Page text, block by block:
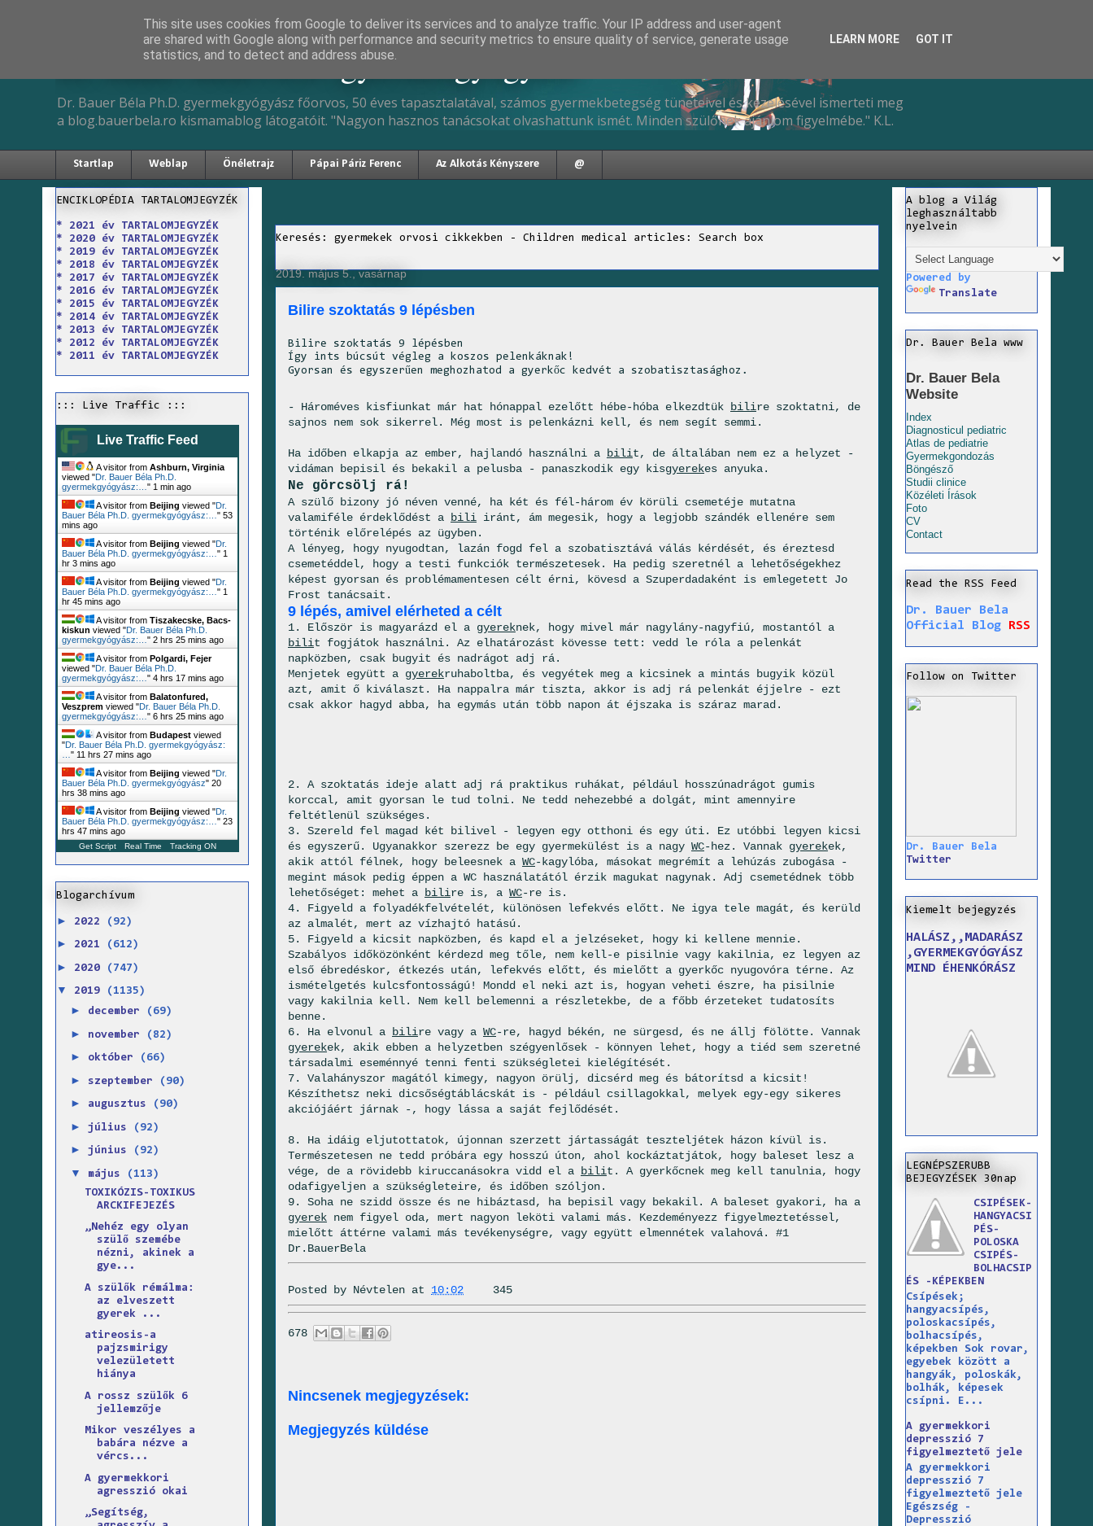
Dr. Bauer Béla Ph.D. gyermekgyógyász
Dr. Bauer Béla Ph.D. gyermekgyógyász főorvos, 50 éves tapasztalatával, számos gyermekbetegség tüneteivel és kezelésével ismerteti meg
a blog.bauerbela.ro kismamablog látogatóit. "Nagyon hasznos tanácsokat olvashattunk ismét. Minden szülőnek ajánlom figyelmébe." K.L.
Startlap Weblap Önéletrajz Pápai Páriz Ferenc Az Alkotás Kényszere @
Keresés: gyermekek orvosi cikkekben - Children medical articles: Search box
2019. május 5., vasárnap
Bilire szoktatás 9 lépésben
Bilire szoktatás 9 lépésben
Így ints búcsút végleg a koszos pelenkáknak!
Gyorsan és egyszerűen meghozhatod a gyerkőc kedvét a szobatisztasághoz.
- Hároméves kisfiunkat már hat hónappal ezelőtt hébe-hóba elkezdtük bilire szoktatni, de
sajnos nem sok sikerrel. Még most is pelenkázni kell, és nem segít semmi.
Ha időben elkapja az ember, hajlandó használni a bilit, de általában nem ez a helyzet -
vidáman bepisil és bekakil a pelusba - panaszkodik egy kisgyerekes anyuka.
Ne görcsölj rá!
A szülő bizony jó néven venné, ha két és fél-három év körüli csemetéje mutatna
valamiféle érdeklődést a bili iránt, ám megesik, hogy a legjobb szándék ellenére sem
történik előrelépés az ügyben.
A lényeg, hogy nyugodtan, lazán fogd fel a szobatisztává válás kérdését, és éreztesd
csemetéddel, hogy a testi funkciók természetesek. Ha pedig szeretnél a lehetőségekhez
képest gyorsan és problémamentesen célt érni, kövesd a Szuperdadaként is emlegetett Jo
Frost tanácsait.
9 lépés, amivel elérheted a célt
1. Először is magyarázd el a gyereknek, hogy mivel már nagylány-nagyfiú, mostantól a
bilit fogjátok használni. Az elhatározást kövesse tett: vedd le róla a pelenkát
napközben, csak bugyit és nadrágot adj rá.
Menjetek együtt a gyerekruhaboltba, és vegyétek meg a kicsinek a mintás bugyik közül
azt, amit ő kiválaszt. Ha nappalra már tiszta, akkor is adj rá pelenkát éjjelre - ezt
csak akkor hagyd abba, ha egymás után több napon át éjszaka is száraz marad.
2. A szoktatás ideje alatt adj rá praktikus ruhákat, például hosszúnadrágot gumis
korccal, amit gyorsan le tud tolni. Ne tedd nehezebbé a dolgát, mint amennyire
feltétlenül szükséges.
3. Szereld fel magad két bilivel - legyen egy otthoni és egy úti. Ez utóbbi legyen kicsi
és egyszerű. Ugyanakkor szerezz be egy gyermekülést is a nagy WC-hez. Vannak gyerekek,
akik attól félnek, hogy beleesnek a WC-kagylóba, másokat megrémít a lehúzás zubogása -
megint mások pedig éppen a WC használatától érzik magukat nagynak. Adj csemetédnek több
lehetőséget: mehet a
bilire is, a WC-re is.
4. Figyeld a folyadékfelvételét, különösen lefekvés előtt. Ne igya tele magát, és kerüld
az almalét, mert az vízhajtó hatású.
5. Figyeld a kicsit napközben, és kapd el a jelzéseket, hogy ki kellene mennie.
Szabályos időközönként kérdezd meg tőle, nem kell-e pisilnie vagy kakilnia, ez legyen az
első ébredéskor, étkezés után, lefekvés előtt, és mielőtt a gyerkőc nyugovóra térne. Az
ismételgetés kulcsfontosságú! Mondd el neki azt is, hogyan veheti észre, ha pisilnie
vagy kakilnia kell. Nem kell belemenni a részletekbe, de a főbb érzeteket tudatosíts
benne.
6. Ha elvonul a
bilire vagy a WC-re, hagyd békén, ne sürgesd, és ne állj fölötte. Vannak
gyerekek, akik ebben a helyzetben szégyenlősek - könnyen lehet, hogy a tiéd sem szeretné
társadalmi eseménnyé tenni fenti szükségletei kielégítését.
7. Valahányszor magától kimegy, nagyon örülj, dicsérd meg és bátorítsd a kicsit!
Készíthetsz neki dicsőségtáblácskát is - például csillagokkal, melyek egy-egy sikeres
akciójáért járnak -, hogy lássa a saját fejlődését.
8. Ha idáig eljutottatok, újonnan szerzett jártasságát teszteljétek házon kívül is.
Természetesen ne tedd próbára egy hosszú úton, ahol kockáztatjátok, hogy baleset lesz a
vége, de a rövidebb kiruccanásokra vidd el a
bilit. A gyerkőcnek meg kell tanulnia, hogy
odafigyeljen a szükségleteire, és időben szóljon.
9. Soha ne szidd össze és ne hibáztasd, ha bepisil vagy bekakil. A baleset gyakori, ha a
gyerek nem figyel oda, mert nagyon leköti valami más. Kezdeményezz figyelmeztetéssel,
mielőtt áttérne valami más tevékenységre, vagy együtt elmennétek valahová. #1
Dr.BauerBela
Posted by Névtelen at 10:02 345
678
Nincsenek megjegyzések:
Megjegyzés küldése
ENCIKLOPÉDIA TARTALOMJEGYZÉK
* 2021 év TARTALOMJEGYZÉK
* 2020 év TARTALOMJEGYZÉK
* 2019 év TARTALOMJEGYZÉK
* 2018 év TARTALOMJEGYZÉK
* 2017 év TARTALOMJEGYZÉK
* 2016 év TARTALOMJEGYZÉK
* 2015 év TARTALOMJEGYZÉK
* 2014 év TARTALOMJEGYZÉK
* 2013 év TARTALOMJEGYZÉK
* 2012 év TARTALOMJEGYZÉK
* 2011 év TARTALOMJEGYZÉK
::: Live Traffic :::
Live Traffic Feed
A visitor from Ashburn, Virginia
viewed "Dr. Bauer Béla Ph.D.
gyermekgyógyász:… " 1 min ago
A visitor from Beijing viewed "Dr.
Bauer Béla Ph.D. gyermekgyógyász:… " 53
mins ago
A visitor from Beijing viewed "Dr.
Bauer Béla Ph.D. gyermekgyógyász:… " 1
hr 3 mins ago
A visitor from Beijing viewed "Dr.
Bauer Béla Ph.D. gyermekgyógyász:… " 1
hr 45 mins ago
A visitor from Tiszakecske, Bacs-
kiskun viewed "Dr. Bauer Béla Ph.D.
gyermekgyógyász:… " 2 hrs 25 mins ago
A visitor from Polgardi, Fejer
viewed "Dr. Bauer Béla Ph.D.
gyermekgyógyász:… " 4 hrs 17 mins ago
A visitor from Balatonfured,
Veszprem viewed "Dr. Bauer Béla Ph.D.
gyermekgyógyász:… " 6 hrs 25 mins ago
A visitor from Budapest viewed
"Dr. Bauer Béla Ph.D. gyermekgyógyász:
" 11 hrs 27 mins ago
A visitor from Beijing viewed "Dr.
Bauer Béla Ph.D. gyermekgyógyász" 20
hrs 38 mins ago
A visitor from Beijing viewed "Dr.
Bauer Béla Ph.D. gyermekgyógyász:… " 23
hrs 47 mins ago
Get Script Real Time Tracking ON
Blogarchívum
► 2022 (92)
► 2021 (612)
► 2020 (747)
▼ 2019 (1135)
► december (69)
► november (82)
► október (66)
► szeptember (90)
► augusztus (90)
► július (92)
► június (92)
▼ május
(113)
TOXIKÓZIS-TOXIKUS
ARCKIFEJEZÉS
„Nehéz egy olyan
szülő szemébe
nézni, akinek a
gye...
A szülők rémálma:
az elveszett
gyerek ...
atireosis-a
pajzsmirigy
velezületett
hiánya
A rossz szülők 6
jellemzője
Mikor veszélyes a
babára nézve a
vércs...
A gyermekkori
agresszió okai
„Segítség,
A blog a Világ
leghasználtabb
nyelvein
Powered by
Translate
Dr. Bauer Bela www
Dr. Bauer Bela
Website
Index
Diagnosticul pediatric
Atlas de pediatrie
Gyermekgondozás
Böngésző
Studii clinice
Közéleti Írások
Foto
CV
Contact
Read the RSS Feed
Dr. Bauer Bela
Official Blog
RSS
Follow on Twitter
Dr. Bauer Bela
Twitter
Kiemelt bejegyzés
HALÁSZ,,MADARÁSZ
,GYERMEKGYÓGYÁSZ
MIND ÉHENKÓRÁSZ
LEGNÉPSZERUBB
BEJEGYZÉSEK 30nap
CSIPÉSEK-
HANGYACSI
PÉS-
POLOSKA
CSIPÉS-
BOLHACSIP
ÉS -KÉPEKBEN
Csípések;
hangyacsípés,
poloskacsípés,
bolhacsípés,
képekben Sok rovar,
egyebek között a
hangyák, poloskák,
bolhák, képesek
csípni. E...
A gyermekkori
depresszió 7
figyelmeztető jele
A gyermekkori
depresszió 7
figyelmeztető jele
Egészség -
Depresszió
This site uses cookies from Google to deliver its services and to analyze traffic. Your IP address and user-agent
are shared with Google along with performance and security metrics to ensure quality of service, generate usage
statistics, and to detect and address abuse.
LEARN MORE GOT IT